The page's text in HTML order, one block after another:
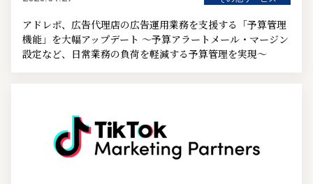
アドレポ、広告代理店の広告運用業務を支援する「予算管理
機能」を大幅アップデート ～予算アラートメール・マージン
設定など、日常業務の負荷を軽減する予算管理を実現～